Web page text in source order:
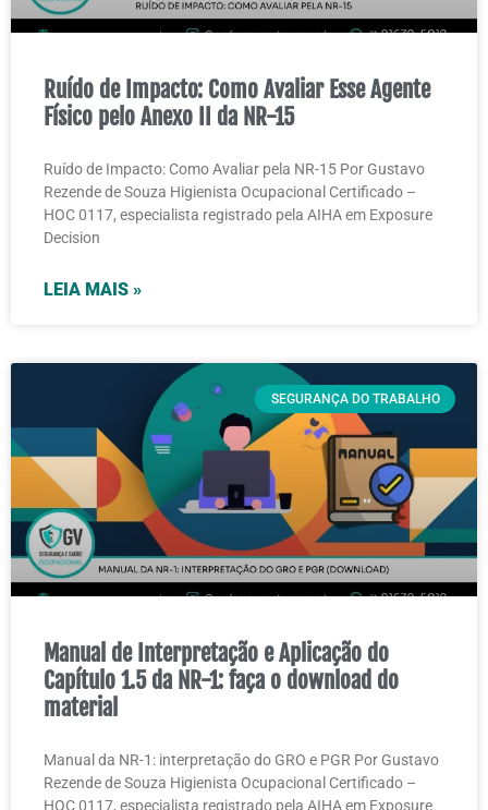
Ruído de Impacto: Como Avaliar Esse Agente
Físico pelo Anexo II da NR-15
Ruído de Impacto: Como Avaliar pela NR-15 Por Gustavo
Rezende de Souza Higienista Ocupacional Certificado –
HOC 0117, especialista registrado pela AIHA em Exposure
Decision
LEIA MAIS »
SEGURANÇA DO TRABALHO
Manual de Interpretação e Aplicação do
Capítulo 1.5 da NR-1: faça o download do
material
Manual da NR-1: interpretação do GRO e PGR Por Gustavo
Rezende de Souza Higienista Ocupacional Certificado –
HOC 0117, especialista registrado pela AIHA em Exposure